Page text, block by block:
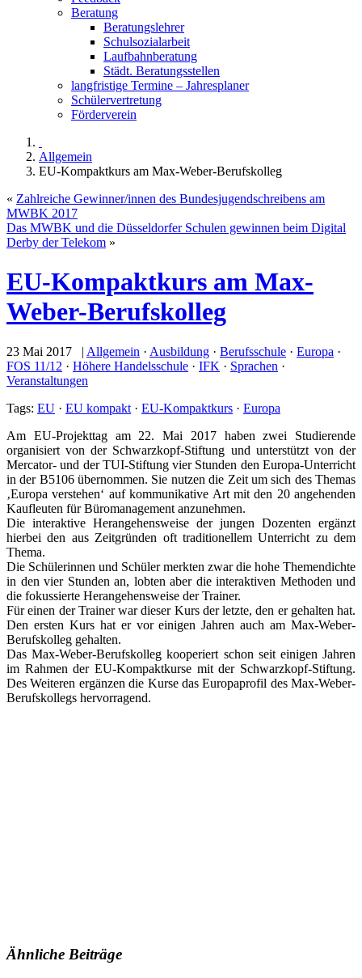
Beratung
Beratungslehrer
Schulsozialarbeit
Laufbahnberatung
Städt. Beratungsstellen
langfristige Termine – Jahresplaner
Schülervertretung
Förderverein
Allgemein
EU-Kompaktkurs am Max-Weber-Berufskolleg
« Zahlreiche Gewinner/innen des Bundesjugendschreibens am
MWBK 2017
Das MWBK und die Düsseldorfer Schulen gewinnen beim Digital
Derby der Telekom »
EU-Kompaktkurs am Max-
Weber-Berufskolleg
23 Mai 2017 | Allgemein · Ausbildung · Berufsschule · Europa ·
FOS 11/12 · Höhere Handelsschule · IFK · Sprachen ·
Veranstaltungen
Tags: EU · EU kompakt · EU-Kompaktkurs · Europa
Am EU-Projekttag am 22. Mai 2017 haben zwei Studierende
organisiert von der Schwarzkopf-Stiftung und unterstützt von der
Mercator- und der TUI-Stiftung vier Stunden den Europa-Unterricht
in der B5106 übernommen. Sie nutzen die Zeit um sich des Themas
‚Europa verstehen‘ auf kommunikative Art mit den 20 angehenden
Kaufleuten für Büromanagement anzunehmen.
Die interaktive Herangehensweise der jungen Dozenten ergänzt
hierbei den aus Zeitgründen oft traditionellem Unterricht zu dem
Thema.
Die Schülerinnen und Schüler merkten zwar die hohe Themendichte
in den vier Stunden an, lobten aber die interaktiven Methoden und
die fokussierte Herangehensweise der Trainer.
Für einen der Trainer war dieser Kurs der letzte, den er gehalten hat.
Den ersten Kurs hat er vor einigen Jahren auch am Max-Weber-
Berufskolleg gehalten.
Das Max-Weber-Berufskolleg kooperiert schon seit einigen Jahren
im Rahmen der EU-Kompaktkurse mit der Schwarzkopf-Stiftung.
Des Weiteren ergänzen die Kurse das Europaprofil des Max-Weber-
Berufskollegs hervorragend.
Ähnliche Beiträge